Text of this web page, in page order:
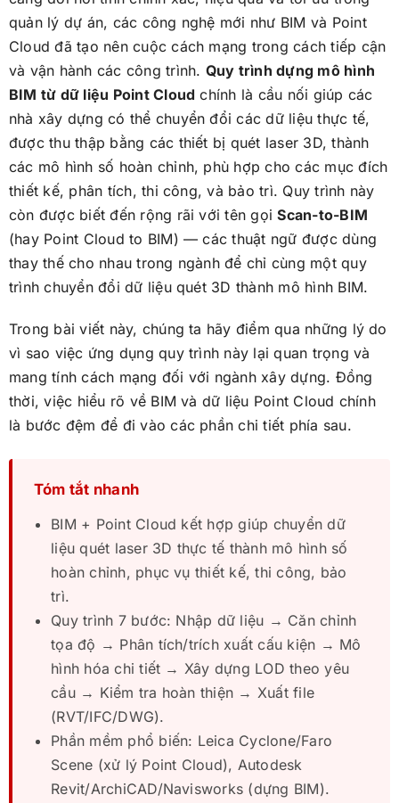
quản lý dự án, các công nghệ mới như BIM và Point
Cloud đã tạo nên cuộc cách mạng trong cách tiếp cận
và vận hành các công trình. Quy trình dựng mô hình
BIM từ dữ liệu Point Cloud chính là cầu nối giúp các
nhà xây dựng có thể chuyển đổi các dữ liệu thực tế,
được thu thập bằng các thiết bị quét laser 3D, thành
các mô hình số hoàn chỉnh, phù hợp cho các mục đích
thiết kế, phân tích, thi công, và bảo trì. Quy trình này
còn được biết đến rộng rãi với tên gọiScan-to-BIM
(hay Point Cloud to BIM) — các thuật ngữ được dùng
thay thế cho nhau trong ngành để chỉ cùng một quy
trình chuyển đổi dữ liệu quét 3D thành mô hình BIM.
Trong bài viết này, chúng ta hãy điểm qua những lý do
vì sao việc ứng dụng quy trình này lại quan trọng và
mang tính cách mạng đối với ngành xây dựng. Đồng
thời, việc hiểu rõ về BIM và dữ liệu Point Cloud chính
là bước đệm để đi vào các phần chi tiết phía sau.
Tóm tắt nhanh
BIM + Point Cloud kết hợp giúp chuyển dữ
liệu quét laser 3D thực tế thành mô hình số
hoàn chỉnh, phục vụ thiết kế, thi công, bảo
trì.
Quy trình 7 bước: Nhập dữ liệu → Căn chỉnh
tọa độ → Phân tích/trích xuất cấu kiện → Mô
hình hóa chi tiết → Xây dựng LOD theo yêu
cầu → Kiểm tra hoàn thiện → Xuất file
(RVT/IFC/DWG).
Phần mềm phổ biến: Leica Cyclone/Faro
Scene (xử lý Point Cloud), Autodesk
Revit/ArchiCAD/Navisworks (dựng BIM).